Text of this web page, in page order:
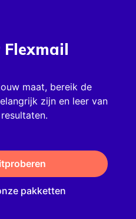
Flexmail
maat, bereik de
zijn en leer van
pakketten